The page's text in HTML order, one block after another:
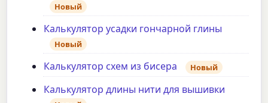
Новый
Калькулятор усадки гончарной глины
Новый
Калькулятор схем из бисера Новый
Калькулятор длины нити для вышивки